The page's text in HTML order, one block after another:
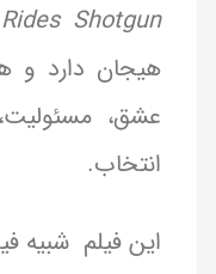
Shotgun
هیجان دارد و
عشق،
انتخاب.
این فیلم شبیه